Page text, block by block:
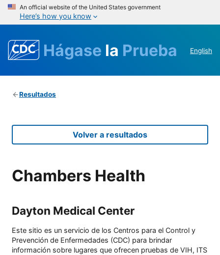
An official website of the United States government
Here’s how you know
Hágase la Prueba English
Resultados
Volver a resultados
Chambers Health
Dayton Medical Center
Este sitio es un servicio de los Centros para el Control y
Prevención de Enfermedades (CDC) para brindar
información sobre lugares que ofrecen pruebas de VIH, ITS